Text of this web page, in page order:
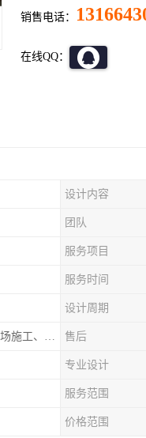
销售电话：
在线QQ：
设计内容
团队
服务项目
服务时间
设计周期
项目接洽、设 计、签 约、制 做、现场施工、展期服务、后续跟踪 售后
专业设计
服务范围
价格范围